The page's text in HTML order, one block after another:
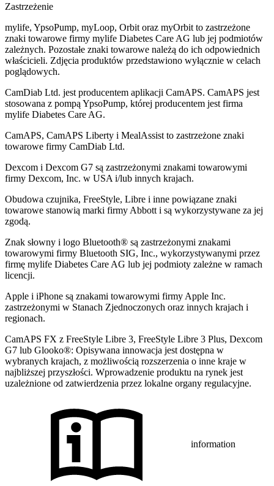
Zastrzeżenie
mylife, YpsoPump, myLoop, Orbit oraz myOrbit to zastrzeżone
znaki towarowe firmy mylife Diabetes Care AG lub jej podmiotów
zależnych. Pozostałe znaki towarowe należą do ich odpowiednich
właścicieli. Zdjęcia produktów przedstawiono wyłącznie w celach
poglądowych.
CamDiab Ltd. jest producentem aplikacji CamAPS. CamAPS jest
stosowana z pompą YpsoPump, której producentem jest firma
mylife Diabetes Care AG.
CamAPS, CamAPS Liberty i MealAssist to zastrzeżone znaki
towarowe firmy CamDiab Ltd.
Dexcom i Dexcom G7 są zastrzeżonymi znakami towarowymi
firmy Dexcom, Inc. w USA i/lub innych krajach.
Obudowa czujnika, FreeStyle, Libre i inne powiązane znaki
towarowe stanowią marki firmy Abbott i są wykorzystywane za jej
zgodą.
Znak słowny i logo Bluetooth® są zastrzeżonymi znakami
towarowymi firmy Bluetooth SIG, Inc., wykorzystywanymi przez
firmę mylife Diabetes Care AG lub jej podmioty zależne w ramach
licencji.
Apple i iPhone są znakami towarowymi firmy Apple Inc.
zastrzeżonymi w Stanach Zjednoczonych oraz innych krajach i
regionach.
CamAPS FX z FreeStyle Libre 3, FreeStyle Libre 3 Plus, Dexcom
G7 lub Glooko®: Opisywana innowacja jest dostępna w
wybranych krajach, z możliwością rozszerzenia o inne kraje w
najbliższej przyszłości. Wprowadzenie produktu na rynek jest
uzależnione od zatwierdzenia przez lokalne organy regulacyjne.
information